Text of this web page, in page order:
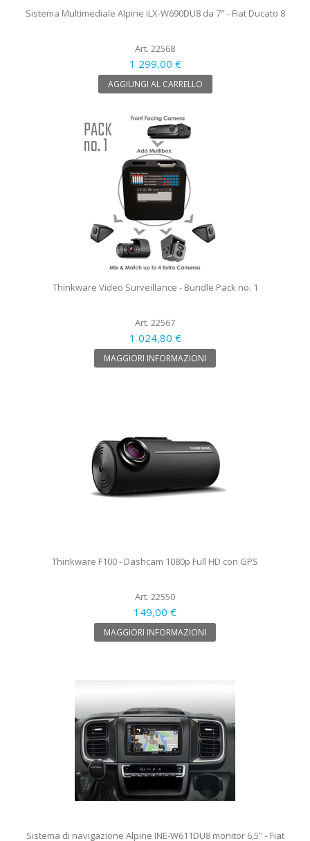
Sistema Multimediale Alpine iLX-W690DU8 da 7" - Fiat Ducato 8
Art. 22568
1 299,00 €
AGGIUNGI AL CARRELLO
Thinkware Video Surveillance - Bundle Pack no. 1
Art. 22567
1 024,80 €
MAGGIORI INFORMAZIONI
Thinkware F100 - Dashcam 1080p Full HD con GPS
Art. 22550
149,00 €
MAGGIORI INFORMAZIONI
Sistema di navigazione Alpine INE-W611DU8 monitor 6,5'' - Fiat